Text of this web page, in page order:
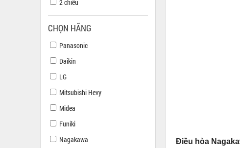
2 chiều
CHỌN HÃNG
Panasonic
Daikin
LG
Mitsubishi Hevy
Midea
Funiki
Nagakawa
Điều hòa